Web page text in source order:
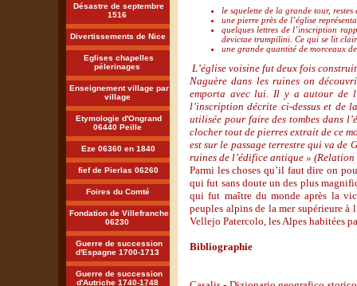
Désastre de septembre
1516
Divertissements de Nice
Eglises chapelles
pélerinages
Enseignement village par
village
Etymologie d'Ongrand
06440 Peille
Eze 06360 en 1840
fief de Pierlas 06260
Foires du Comté
Fondation de Villefranche
06230
Guerre de succession
d'Espagne 1700-1713
Guerre de succession
d'Autriche 1740-1748
le squelette de la grande tour, restes
une pierre près de l’église
quelques lettres de l’inscription
devictae trumpilini. Ce qui se lit
une grande quantité de morceaux
L’église voisine fut deux fois
Naguère dans les ruines on
emporta avec lui. Il y a autour de
l’inscription décrite ci-dessus et de
utilisée pour faire des tombes dans
clocher tout de pierres extrait de ce
est sur le passage terrestre qui va de
ruines de l’édifice antique » (Relation
Parmi les choses qu’il faut dire on
qui fut sans doute un des plus
qui fut maître du monde après la
peuples alpins de la mer supérieure à
Vellejo Patercolo, les Alpes habitées
Bibliographie